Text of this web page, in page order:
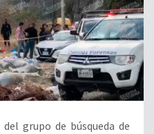
grupo de búsqueda de